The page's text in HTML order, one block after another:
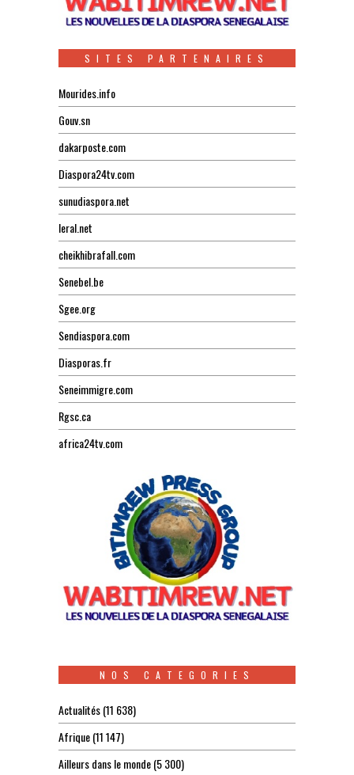
SITES PARTENAIRES
Mourides.info
Gouv.sn
dakarposte.com
Diaspora24tv.com
sunudiaspora.net
leral.net
cheikhibrafall.com
Senebel.be
Sgee.org
Sendiaspora.com
Diasporas.fr
Seneimmigre.com
Rgsc.ca
africa24tv.com
NOS CATEGORIES
Actualités(11 638)
Afrique(11 147)
Ailleurs dans le monde(5 300)